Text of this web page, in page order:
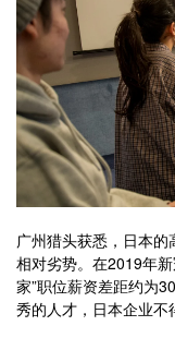
广州猎头获悉，日本
相对劣势。在2019年
家”职位薪资差距约为
秀的人才，日本企业不